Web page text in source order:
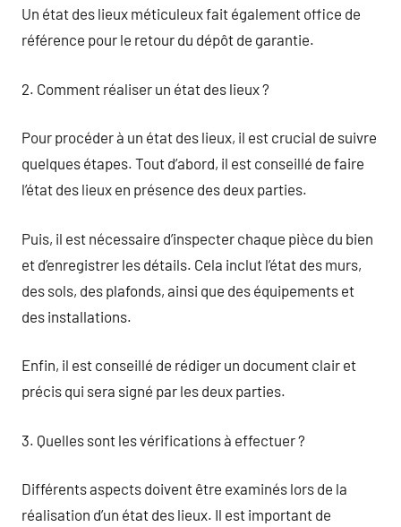
Un état des lieux méticuleux fait également office de
référence pour le retour du dépôt de garantie.
2. Comment réaliser un état des lieux ?
Pour procéder à un état des lieux, il est crucial de suivre
quelques étapes. Tout d’abord, il est conseillé de faire
l’état des lieux en présence des deux parties.
Puis, il est nécessaire d’inspecter chaque pièce du bien
et d’enregistrer les détails. Cela inclut l’état des murs,
des sols, des plafonds, ainsi que des équipements et
des installations.
Enfin, il est conseillé de rédiger un document clair et
précis qui sera signé par les deux parties.
3. Quelles sont les vérifications à effectuer ?
Différents aspects doivent être examinés lors de la
réalisation d’un état des lieux. Il est important de